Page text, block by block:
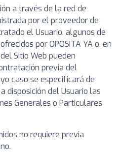
a través de la red de
por el proveedor de
el Usuario, algunos de
por OPOSITA YA o, en
Sitio Web pueden
previa del
caso se especificará de
disposición del Usuario las
Generales o Particulares
no requiere previa